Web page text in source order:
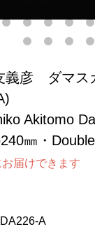
彦 ダマス
Akitomo
㎜・
届けできます
A